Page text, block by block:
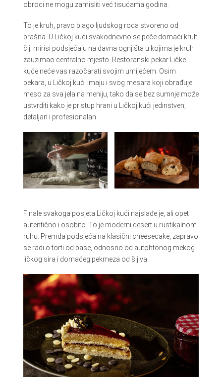
obroci ne mogu zamisliti već tisućama godina.
To je kruh, pravo blago ljudskog roda stvoreno od
brašna. U Ličkoj kući svakodnevno se peče domaći kruh
čiji mirisi podsjećaju na davna ognjišta u kojima je kruh
zauzimao centralno mjesto. Restoranski pekar Ličke
kuće neće vas razočarati svojim umijećem. Osim
pekara, u Ličkoj kući imaju i svog mesara koji obrađuje
meso za sva jela na meniju, tako da se bez sumnje može
ustvrditi kako je pristup hrani u Ličkoj kući jedinstven,
detaljan i profesionalan.
Finale svakoga posjeta Ličkoj kući najslađe je, ali opet
autentično i osobito. To je moderni desert u rustikalnom
ruhu. Premda podsjeća na klasični cheesecake, zapravo
se radi o torti od base, odnosno od autohtonog mekog
ličkog sira i domaćeg pekmeza od šljiva.